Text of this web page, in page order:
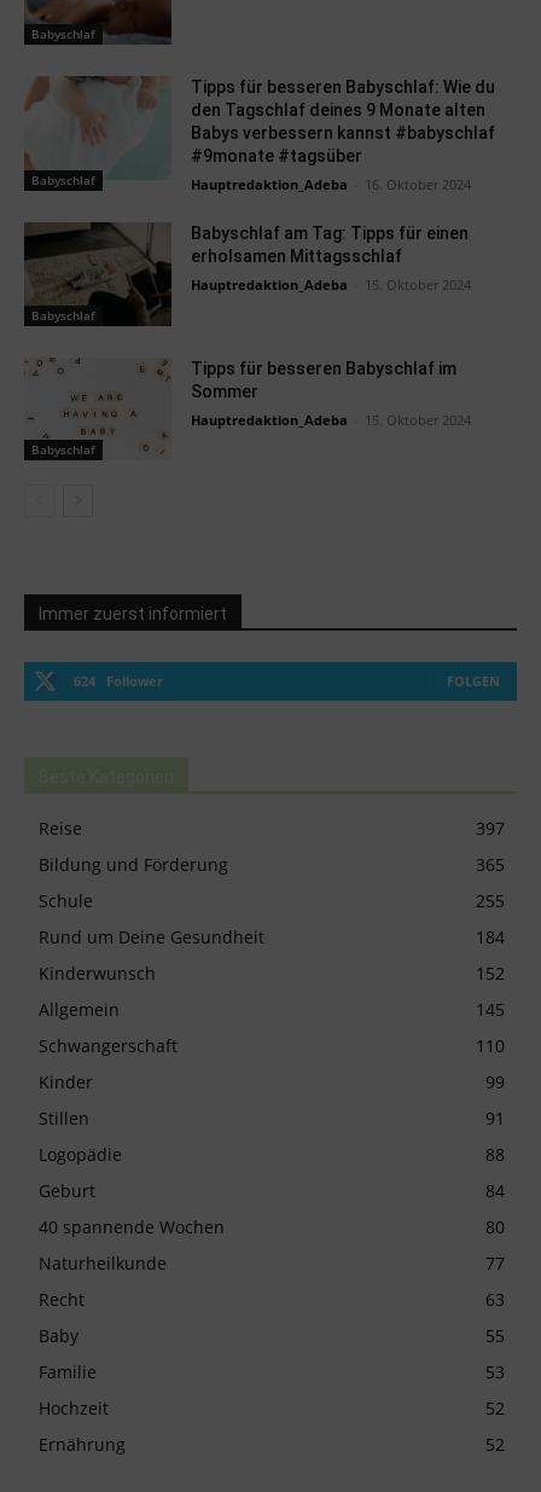
Babyschlaf
Babyschlaf
Tipps für besseren Babyschlaf: Wie du
den Tagschlaf deines 9 Monate alten
Babys verbessern kannst #babyschlaf
#9monate #tagsüber
Hauptredaktion_Adeba 16. Oktober 2024
Babyschlaf
Babyschlaf am Tag: Tipps für einen
erholsamen Mittagsschlaf
Hauptredaktion_Adeba 15. Oktober 2024
Babyschlaf
Tipps für besseren Babyschlaf im
Sommer
Hauptredaktion_Adeba 15. Oktober 2024
Immer zuerst informiert
624 Follower FOLGEN
Reise
397
Bildung und Förderung
365
Schule
255
Rund um Deine Gesundheit
184
Kinderwunsch
152
Allgemein
145
Schwangerschaft
110
Kinder
99
Stillen
91
Logopädie
88
Geburt
84
40 spannende Wochen
80
Naturheilkunde
77
Recht
63
Baby
55
Familie
53
Hochzeit
52
Ernährung
52